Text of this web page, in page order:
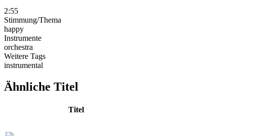
2:55
Stimmung/Thema
happy
Instrumente
orchestra
Weitere Tags
instrumental
Ähnliche Titel
Titel